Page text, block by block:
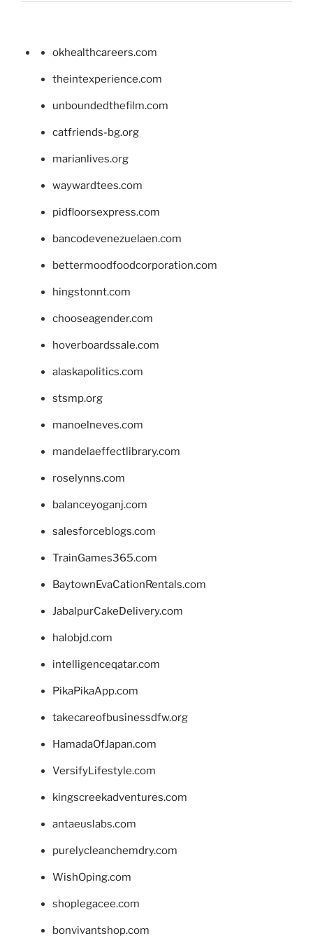
okhealthcareers.com
theintexperience.com
unboundedthefilm.com
catfriends-bg.org
marianlives.org
waywardtees.com
pidfloorsexpress.com
bancodevenezuelaen.com
bettermoodfoodcorporation.com
hingstonnt.com
chooseagender.com
hoverboardssale.com
alaskapolitics.com
stsmp.org
manoelneves.com
mandelaeffectlibrary.com
roselynns.com
balanceyoganj.com
salesforceblogs.com
TrainGames365.com
BaytownEvaCationRentals.com
JabalpurCakeDelivery.com
halobjd.com
intelligenceqatar.com
PikaPikaApp.com
takecareofbusinessdfw.org
HamadaOfJapan.com
VersifyLifestyle.com
kingscreekadventures.com
antaeuslabs.com
purelycleanchemdry.com
WishOping.com
shoplegacee.com
bonvivantshop.com